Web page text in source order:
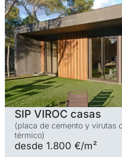
SIP VIROC casas
(placa de cemento y virutas
térmico)
desde 1.800 €/m²